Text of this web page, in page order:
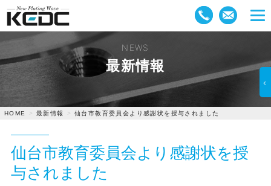
NEWS
最新情報
HOME 最新情報 仙台市教育委員会より感謝状を授与されました
仙台市教育委員会より感謝状を授
与されました